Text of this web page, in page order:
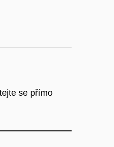
se přímo